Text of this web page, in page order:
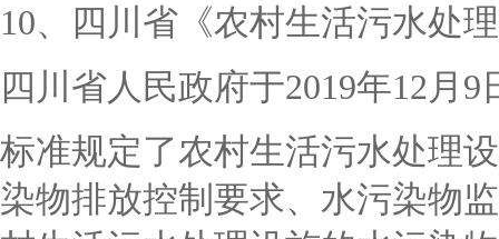
10、四川省《农村生活污水处
四川省人民政府于2019年12月
标准规定了农村生活污水处理
染物排放控制要求、水污染物